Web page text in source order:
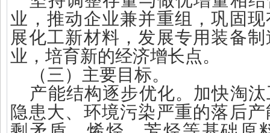
业，推动企业兼并重组，巩固
展化工新材料，发展专用装备
业，培育新的经济增长点。
（三）主要目标。
产能结构逐步优化。加快淘
隐患大、环境污染严重的落后